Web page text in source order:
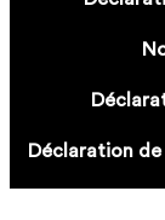
Déclaration